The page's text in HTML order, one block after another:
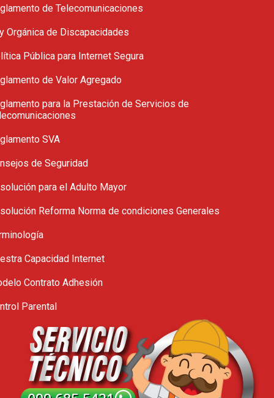
de Telecomunicaciones
Orgánica de Discapacidades
Pública para Internet Segura
de Valor Agregado
para la Prestación de Servicios de
SVA
de Seguridad
para el Adulto Mayor
Reforma Norma de condiciones Generales
Capacidad Internet
Contrato Adhesión
Parental